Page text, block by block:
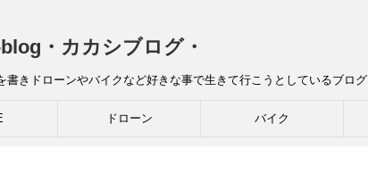
・カカシブログ・
書きドローンやバイクなど好きな事で生きて行こうとしているブログ
ドローン バイク